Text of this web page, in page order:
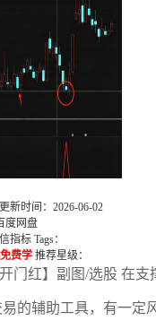
更新时间：2026-06-02
度网盘
指标 Tags：
费学 推荐星级：
门红】副图/选股 在
易的辅助工具，有一定